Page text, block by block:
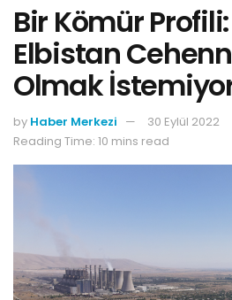
Bir Kömür
Elbistan
Olmak
by Haber Merkezi
30 Eylül 2022
Reading Time: 10 mins read